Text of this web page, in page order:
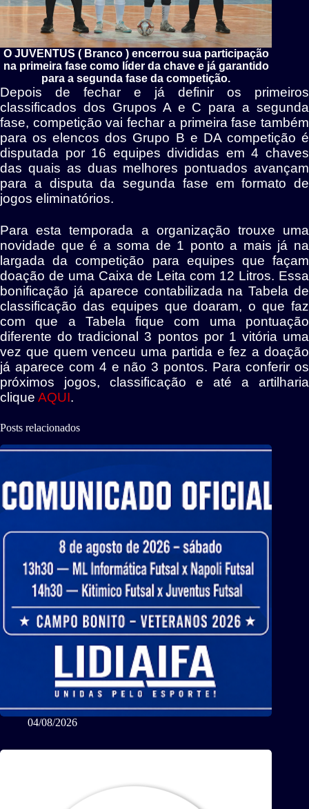
O JUVENTUS ( Branco ) encerrou sua participação
na primeira fase como líder da chave e já garantido
para a segunda fase da competição.
Depois de fechar e já definir os primeiros
classificados dos Grupos A e C para a segunda
fase, competição vai fechar a primeira fase também
para os elencos dos Grupo B e DA competição é
disputada por 16 equipes divididas em 4 chaves
das quais as duas melhores pontuados avançam
para a disputa da segunda fase em formato de
jogos eliminatórios.
Para esta temporada a organização trouxe uma
novidade que é a soma de 1 ponto a mais já na
largada da competição para equipes que façam
doação de uma Caixa de Leita com 12 Litros. Essa
bonificação já aparece contabilizada na Tabela de
classificação das equipes que doaram, o que faz
com que a Tabela fique com uma pontuação
diferente do tradicional 3 pontos por 1 vitória uma
vez que quem venceu uma partida e fez a doação
já aparece com 4 e não 3 pontos. Para conferir os
próximos jogos, classificação e até a artilharia
clique AQUI.
Posts relacionados
04/08/2026